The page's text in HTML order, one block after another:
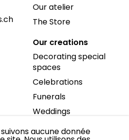
Our atelier
The Store
Our creations
Decorating special
spaces
Celebrations
Funerals
Weddings
aucune donnée